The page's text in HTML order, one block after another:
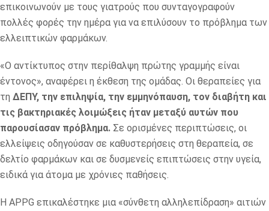
επικοινωνούν με τους γιατρούς που συνταγογραφούν
πολλές φορές την ημέρα για να επιλύσουν το πρόβλημα των
ελλειπτικών φαρμάκων.
«Ο αντίκτυπος στην περίθαλψη πρώτης γραμμής είναι
έντονος», αναφέρει η έκθεση της ομάδας. Οι θεραπείες για
τη ΔΕΠΥ, την επιληψία, την εμμηνόπαυση, τον διαβήτη και
τις βακτηριακές λοιμώξεις ήταν μεταξύ αυτών που
παρουσίασαν πρόβλημα. Σε ορισμένες περιπτώσεις, οι
ελλείψεις οδηγούσαν σε καθυστερήσεις στη θεραπεία, σε
δελτίο φαρμάκων και σε δυσμενείς επιπτώσεις στην υγεία,
ειδικά για άτομα με χρόνιες παθήσεις.
Η APPG επικαλέστηκε μια «σύνθετη αλληλεπίδραση» αιτιών